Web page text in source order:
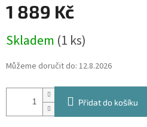
1 889 Kč
cena:
Skladem (1 ks)
Můžeme doručit do: 12.8.2026
Přidat do košíku